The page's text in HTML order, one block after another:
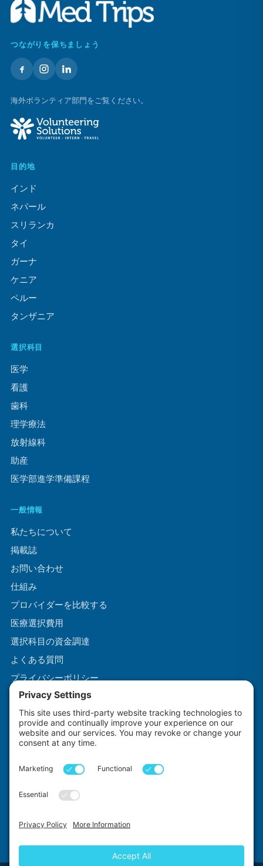
つながりを保ちましょう
海外ボランティア部門をご覧ください。
目的地
インド
ネパール
スリランカ
タイ
ガーナ
ケニア
ペルー
タンザニア
選択科目
医学
看護
歯科
理学療法
放射線科
助産
医学部進学準備課程
一般情報
私たちについて
掲載誌
お問い合わせ
仕組み
プロバイダーを比較する
医療選択費用
選択科目の資金調達
よくある質問
プライバシーポリシー
利用規約
クッキーポリシー